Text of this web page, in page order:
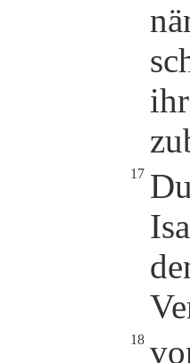
17
18